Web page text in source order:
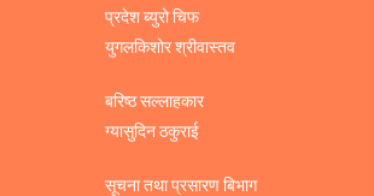
प्रदेश ब्युरो चिफ
युगलकिशोर श्रीवास्तव
बरिष्ठ सल्लाहकार
ग्यासुदिन ठकुराई
सूचना तथा प्रसारण बिभाग